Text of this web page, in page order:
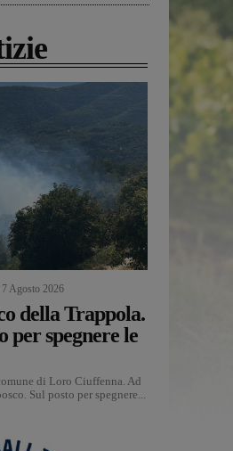
7 Agosto 2026
della Trappola.
per spegnere le
di Loro Ciuffenna. Ad
Sul posto per spegnere...